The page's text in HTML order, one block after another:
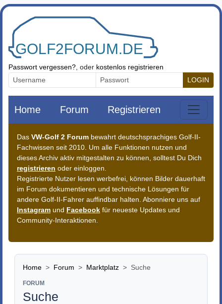
Zum Inhalt springen
Passwort vergessen? , oder kostenlos registrieren
LOGIN
Home Forum Registrieren
Das VW-Golf 2 Forum bewahrt deutschsprachiges Golf-II-
Fachwissen seit 2010. Um alle Funktionen nutzen und
dieses Archiv aktiv mitgestalten zu können, solltest Du Dich
registrieren oder einloggen.
Registrierte Nutzer lesen werbefrei, können Bilder dauerhaft
im Forum dokumentieren und technische Lösungen für
andere Golf-II-Fahrer auffindbar halten. Abonniere uns auf
Instagram und Facebook für neueste Updates und
Community-Interaktionen.
Home Forum Marktplatz Suche
FORUM
Suche